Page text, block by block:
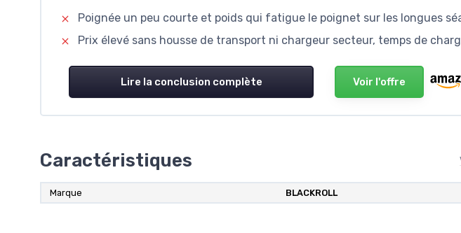
Poignée un peu courte et poids qui fatigue le poignet sur les longues
Prix élevé sans housse de transport ni chargeur secteur, temps de
Lire la conclusion complète Voir l'offre
Caractéristiques
Marque BLACKROLL